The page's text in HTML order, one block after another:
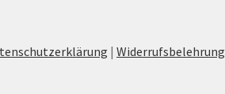
|Widerrufsbelehrung